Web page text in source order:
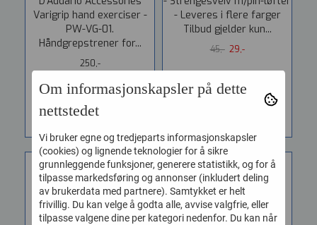
Varigrip hand exerciser -
PW-VG-01.
Håndgrepstrener for...
250,-
- Leveres i flere farger
Tilbud gjelder kun...
45,- 29,-
Om informasjonskapsler på dette
nettstedet
Vi bruker egne og tredjeparts informasjonskapsler
(cookies) og lignende teknologier for å sikre
grunnleggende funksjoner, generere statistikk, og for å
tilpasse markedsføring og annonser (inkludert deling
av brukerdata med partnere). Samtykket er helt
frivillig. Du kan velge å godta alle, avvise valgfrie, eller
tilpasse valgene dine per kategori nedenfor. Du kan når